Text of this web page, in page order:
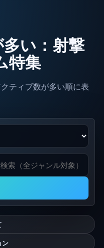
い：射撃
特集
ティブ数が多い順に表
ン